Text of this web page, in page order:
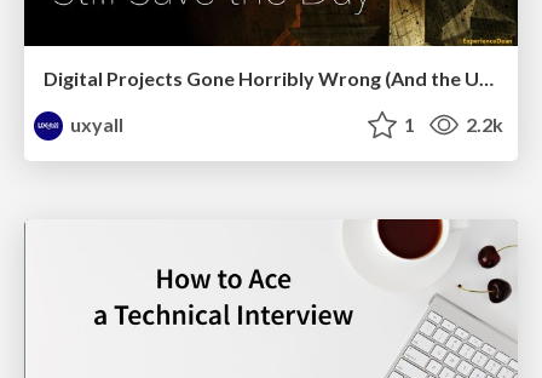
Digital Projects Gone Horribly Wrong (And the UX Pros Who Still Save the Day) - Dean Schuster
uxyall
1 2.2k